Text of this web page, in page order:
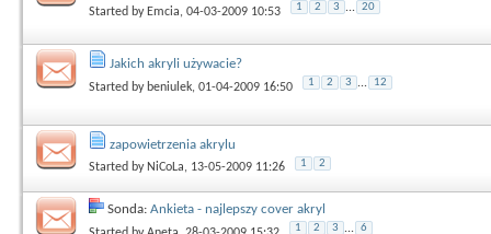
Started by Emcia, 04-03-2009 10:53 1 2 3 ... 20
Jakich akryli używacie?
Started by beniulek, 01-04-2009 16:50 1 2 3 ... 12
zapowietrzenia akrylu
Started by NiCoLa, 13-05-2009 11:26 1 2
Sonda: Ankieta - najlepszy cover akryl
1 2 3 ... 6